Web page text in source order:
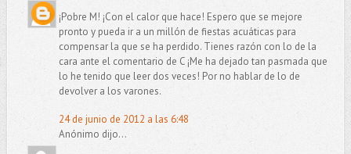
¡Pobre M! ¡Con el calor que hace! Espero que se mejore
pronto y pueda ir a un millón de fiestas acuáticas para
compensar la que se ha perdido. Tienes razón con lo de la
cara ante el comentario de C ¡Me ha dejado tan pasmada que
lo he tenido que leer dos veces! Por no hablar de lo de
devolver a los varones.
24 de junio de 2012 a las 6:48
Anónimo dijo...